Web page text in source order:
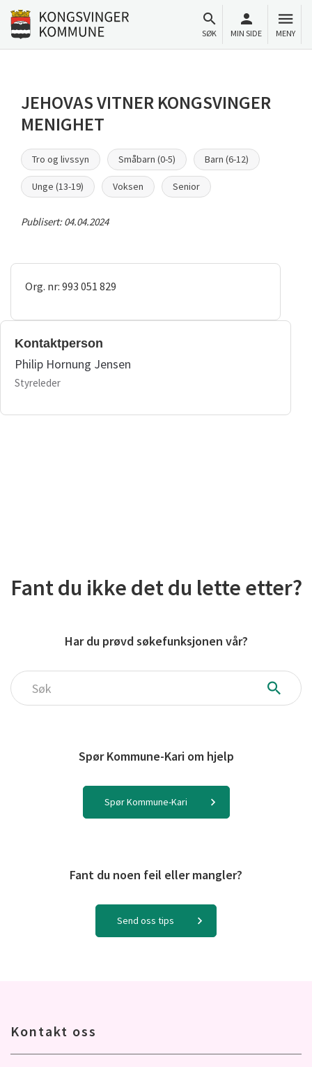
Til innhold
Gå til forsiden
SØK MIN SIDE MENY
JEHOVAS VITNER KONGSVINGER
MENIGHET
Tro og livssyn Småbarn (0-5) Barn (6-12)
Unge (13-19) Voksen Senior
Publisert:04.04.2024
Org. nr: 993 051 829
Kontaktperson
Philip Hornung Jensen
Styreleder
Fant du ikke det du lette etter?
Har du prøvd søkefunksjonen vår?
Søk
Spør Kommune-Kari om hjelp
Spør Kommune-Kari
Fant du noen feil eller mangler?
Send oss tips
Kontakt oss